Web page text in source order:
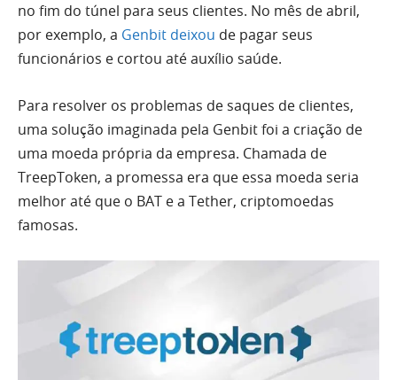
no fim do túnel para seus clientes. No mês de abril,
por exemplo, a Genbit deixou de pagar seus
funcionários e cortou até auxílio saúde.
Para resolver os problemas de saques de clientes,
uma solução imaginada pela Genbit foi a criação de
uma moeda própria da empresa. Chamada de
TreepToken, a promessa era que essa moeda seria
melhor até que o BAT e a Tether, criptomoedas
famosas.